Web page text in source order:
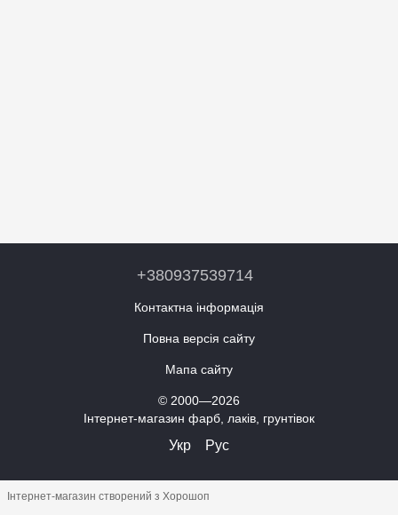
+380937539714
Контактна інформація
Повна версія сайту
Мапа сайту
© 2000—2026
Інтернет-магазин фарб, лаків, грунтівок
Укр Рус
Інтернет-магазин створений з Хорошоп